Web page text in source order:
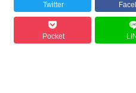
Twitter
Pocket